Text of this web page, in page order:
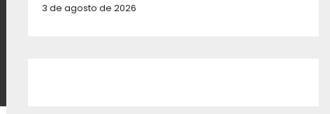
3 de agosto de 2026